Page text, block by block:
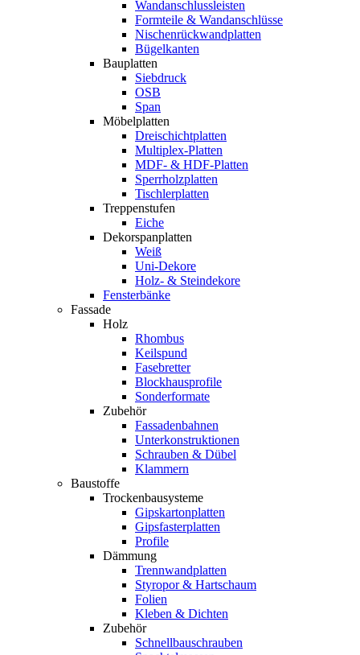
Wandanschlussleisten
Formteile & Wandanschlüsse
Nischenrückwandplatten
Bügelkanten
Bauplatten
Siebdruck
OSB
Span
Möbelplatten
Dreischichtplatten
Multiplex-Platten
MDF- & HDF-Platten
Sperrholzplatten
Tischlerplatten
Treppenstufen
Eiche
Dekorspanplatten
Weiß
Uni-Dekore
Holz- & Steindekore
Fensterbänke
Fassade
Holz
Rhombus
Keilspund
Fasebretter
Blockhausprofile
Sonderformate
Zubehör
Fassadenbahnen
Unterkonstruktionen
Schrauben & Dübel
Klammern
Baustoffe
Trockenbausysteme
Gipskartonplatten
Gipsfasterplatten
Profile
Dämmung
Trennwandplatten
Styropor & Hartschaum
Folien
Kleben & Dichten
Zubehör
Schnellbauschrauben